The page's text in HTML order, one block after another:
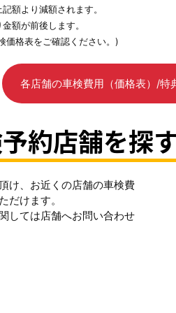
額より減額されます。
額が前後します。
価格表をご確認ください。)
各店舗の車検費用（価格表）/特
約店舗を探
け、お近くの店舗の車検費
だけます。
しては店舗へお問い合わせ